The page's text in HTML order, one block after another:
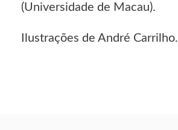
(Universidade de Macau).
Ilustrações de André Carrilho.